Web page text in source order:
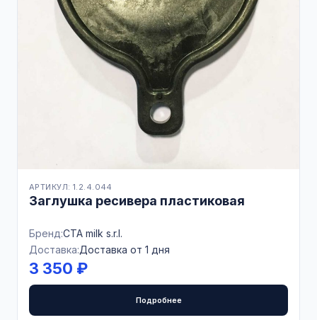
АРТИКУЛ: 1.2.4.044
Заглушка ресивера пластиковая
Бренд:CTA milk s.r.l.
Доставка:Доставка от 1 дня
3 350 ₽
Подробнее